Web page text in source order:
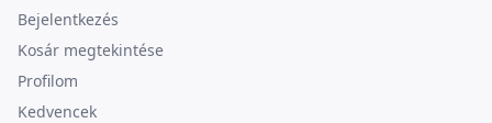
Bejelentkezés
Kosár megtekintése
Profilom
Kedvencek